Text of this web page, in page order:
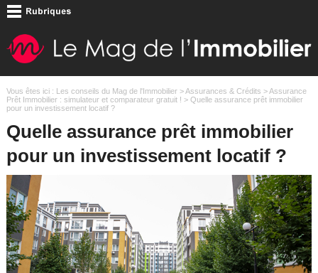
Vous êtes ici : Les conseils du Mag de l'Immobilier>Assurances & Crédits >Assurance
Prêt Immobilier : simulateur et comparateur gratuit ! > Quelle assurance prêt immobilier
pour un investissement locatif ?
Quelle assurance prêt immobilier
pour un investissement locatif ?